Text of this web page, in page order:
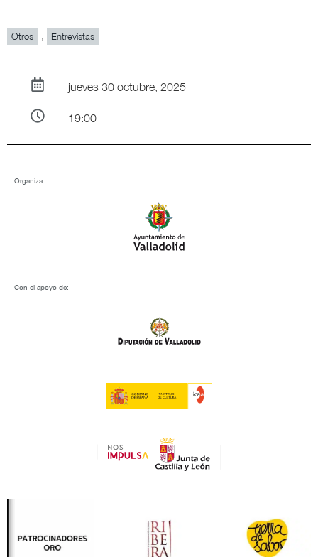
Otros , Entrevistas
jueves 30 octubre, 2025
19:00
Organiza:
Con el apoyo de: